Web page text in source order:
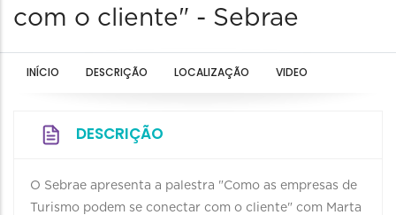
com o cliente" - Sebrae
INÍCIO DESCRIÇÃO LOCALIZAÇÃO VIDEO
DESCRIÇÃO
O Sebrae apresenta a palestra "Como as empresas de
Turismo podem se conectar com o cliente" com Marta